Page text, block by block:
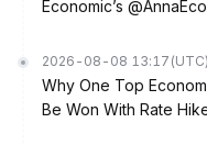
Economic’s
2026-08-08 13:17 (UTC)
Why One Top
Be Won With Rate